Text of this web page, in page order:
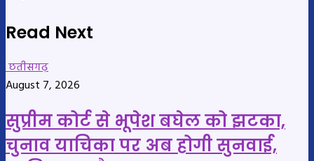
Read Next
छतीसगढ़
August 7, 2026
सुप्रीम कोर्ट से भूपेश बघेल को झटका,
चुनाव याचिका पर अब होगी सुनवाई,